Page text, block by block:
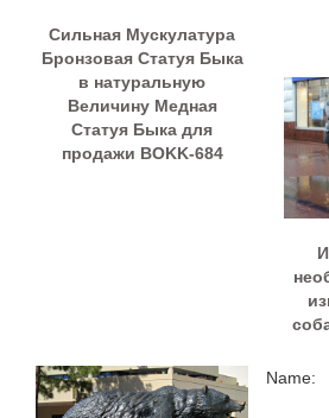
Сильная Мускулатура
Бронзовая Статуя Быка
в натуральную
Величину Медная
Статуя Быка для
продажи BOKK-684
Name: